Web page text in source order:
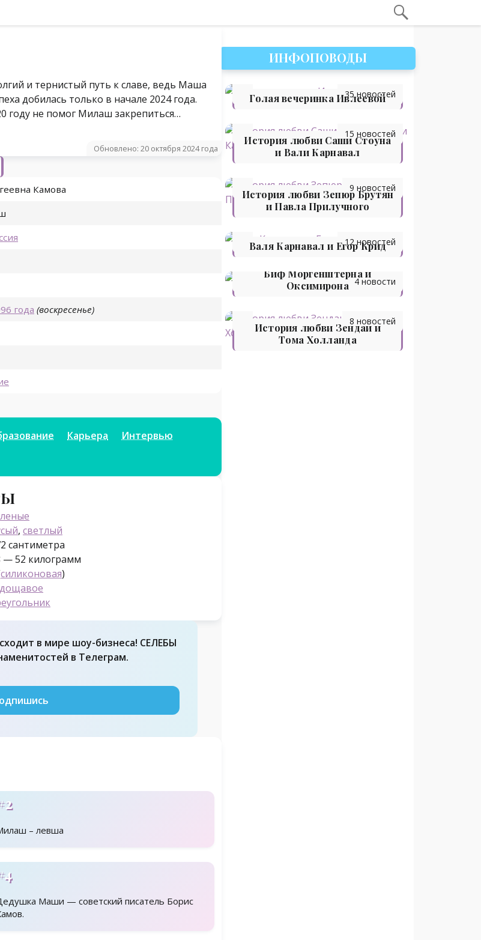
и тернистый путь к славе, ведь Маша
добилась только в начале 2024 года.
году не помог Милаш закрепиться…
Обновлено: 20 октября 2024 года
Камова
года (воскресенье)
Карьера
Интервью
, светлый
сантиметра
— 52 килограмм
силиконовая)
в мире шоу-бизнеса! СЕЛЕБЫ
в Телеграм.
– левша
Маши — советский писатель Борис
ИНФОПОВОДЫ
Голая вечеринка Ивлеевой
35 новостей
История любви Саши Стоуна
и Вали Карнавал
15 новостей
История любви Зепюр Брутян
и Павла Прилучного
9 новостей
Валя Карнавал и Егор Крид
12 новостей
Биф Моргенштерна и
Оксимирона 4 новости
История любви Зендаи и
Тома Холланда
8 новостей